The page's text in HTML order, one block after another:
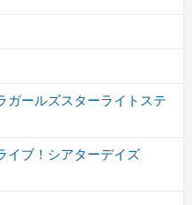
ガールズスターライトステ
イブ！シアターデイズ